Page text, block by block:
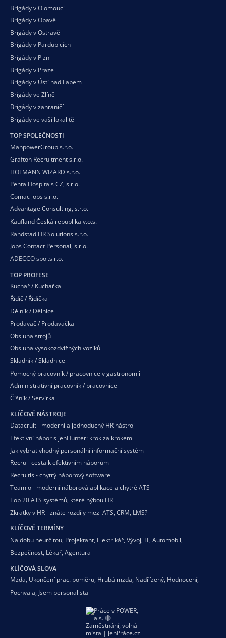
Brigády v Olomouci
Brigády v Opavě
Brigády v Ostravě
Brigády v Pardubicích
Brigády v Plzni
Brigády v Praze
Brigády v Ústí nad Labem
Brigády ve Zlíně
Brigády v zahraničí
Brigády ve vaší lokalitě
TOP SPOLEČNOSTI
ManpowerGroup s.r.o.
Grafton Recruitment s.r.o.
HOFMANN WIZARD s.r.o.
Penta Hospitals CZ, s.r.o.
Comac jobs s.r.o.
Advantage Consulting, s.r.o.
Kaufland Česká republika v.o.s.
Randstad HR Solutions s.r.o.
Jobs Contact Personal, s.r.o.
ADECCO spol.s r.o.
TOP PROFESE
Kuchař / Kuchařka
Řidič / Řidička
Dělník / Dělnice
Prodavač / Prodavačka
Obsluha strojů
Obsluha vysokozdvižných vozíků
Skladník / Skladnice
Pomocný pracovník / pracovnice v gastronomii
Administrativní pracovník / pracovnice
Číšník / Servírka
KLÍČOVÉ NÁSTROJE
Datacruit - moderní a jednoduchý HR nástroj
Efektivní nábor s jenHunter: krok za krokem
Jak vybrat vhodný personální informační systém
Recru - cesta k efektivním náborům
Recruitis - chytrý náborový software
Teamio - moderní náborová aplikace a chytré ATS
Top 20 ATS systémů, které hýbou HR
Zkratky v HR - znáte rozdíly mezi ATS, CRM, LMS?
KLÍČOVÉ TERMÍNY
Na dobu neurčitou, Projektant, Elektrikář, Vývoj, IT, Automobil,
Bezpečnost, Lékař, Agentura
KLÍČOVÁ SLOVA
Mzda, Ukončení prac. poměru, Hrubá mzda, Nadřízený, Hodnocení,
Pochvala, Jsem personalista